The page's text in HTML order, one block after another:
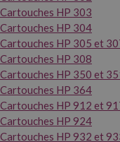
Cartouches HP 303
Cartouches HP 304
Cartouches HP 305 et
Cartouches HP 308
Cartouches HP 350 et
Cartouches HP 364
Cartouches HP 912 et
Cartouches HP 924
Cartouches HP 932 et